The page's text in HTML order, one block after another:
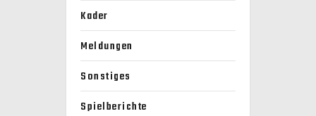
Kader
Meldungen
Sonstiges
Spielberichte